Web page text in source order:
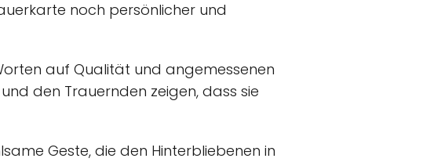
noch persönlicher und
auf Qualität und angemessenen
den Trauernden zeigen, dass sie
Geste, die den Hinterbliebenen in